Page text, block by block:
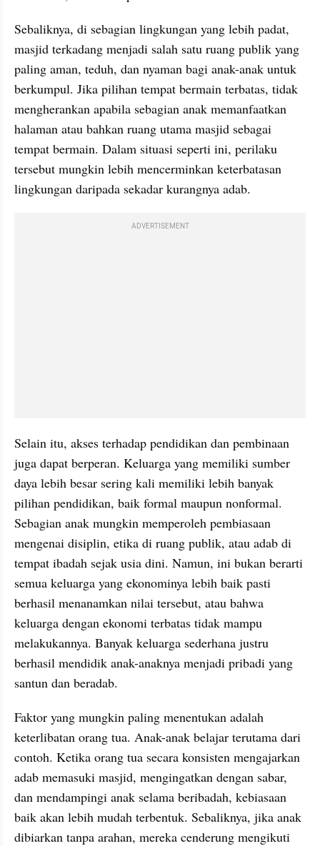
Sebaliknya, di sebagian lingkungan yang lebih padat,
masjid terkadang menjadi salah satu ruang publik yang
paling aman, teduh, dan nyaman bagi anak-anak untuk
berkumpul. Jika pilihan tempat bermain terbatas, tidak
mengherankan apabila sebagian anak memanfaatkan
halaman atau bahkan ruang utama masjid sebagai
tempat bermain. Dalam situasi seperti ini, perilaku
tersebut mungkin lebih mencerminkan keterbatasan
lingkungan daripada sekadar kurangnya adab.
ADVERTISEMENT
Selain itu, akses terhadap pendidikan dan pembinaan
juga dapat berperan. Keluarga yang memiliki sumber
daya lebih besar sering kali memiliki lebih banyak
pilihan pendidikan, baik formal maupun nonformal.
Sebagian anak mungkin memperoleh pembiasaan
mengenai disiplin, etika di ruang publik, atau adab di
tempat ibadah sejak usia dini. Namun, ini bukan berarti
semua keluarga yang ekonominya lebih baik pasti
berhasil menanamkan nilai tersebut, atau bahwa
keluarga dengan ekonomi terbatas tidak mampu
melakukannya. Banyak keluarga sederhana justru
berhasil mendidik anak-anaknya menjadi pribadi yang
santun dan beradab.
Faktor yang mungkin paling menentukan adalah
keterlibatan orang tua. Anak-anak belajar terutama dari
contoh. Ketika orang tua secara konsisten mengajarkan
adab memasuki masjid, mengingatkan dengan sabar,
dan mendampingi anak selama beribadah, kebiasaan
baik akan lebih mudah terbentuk. Sebaliknya, jika anak
dibiarkan tanpa arahan, mereka cenderung mengikuti